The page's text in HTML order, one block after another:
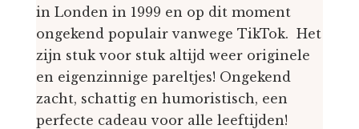
in Londen in 1999 en op dit moment
ongekend populair vanwege TikTok. Het
zijn stuk voor stuk altijd weer originele
en eigenzinnige pareltjes! Ongekend
zacht, schattig en humoristisch, een
perfecte cadeau voor alle leeftijden!